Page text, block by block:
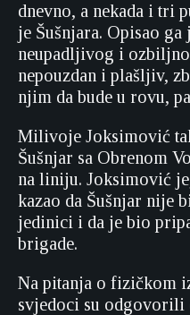
dnevno, a nekada i tri
je Šušnjara. Opisao
neupadljivog i
nepouzdan i plašljiv,
njim da bude u rovu,
Milivoje Joksimović
Šušnjar sa Obrenom
na liniju. Joksimović
kazao da Šušnjar nije
jedinici i da je bio
brigade.
Na pitanja o fizičkom
svjedoci su odgovorili